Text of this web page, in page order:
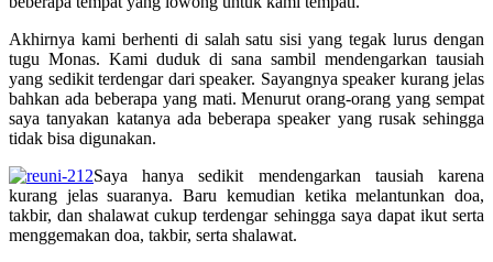
Akhirnya kami berhenti di salah satu sisi yang tegak lurus dengan
tugu Monas. Kami duduk di sana sambil mendengarkan tausiah
yang sedikit terdengar dari speaker. Sayangnya speaker kurang jelas
bahkan ada beberapa yang mati. Menurut orang-orang yang sempat
saya tanyakan katanya ada beberapa speaker yang rusak sehingga
tidak bisa digunakan.
Saya hanya sedikit mendengarkan tausiah karena
kurang jelas suaranya. Baru kemudian ketika melantunkan doa,
takbir, dan shalawat cukup terdengar sehingga saya dapat ikut serta
menggemakan doa, takbir, serta shalawat.